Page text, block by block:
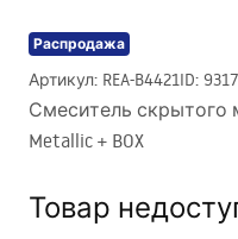
Распродажа
Артикул: REA-B4421ID: 9317
Смеситель скрытого
Metallic + BOX
Товар